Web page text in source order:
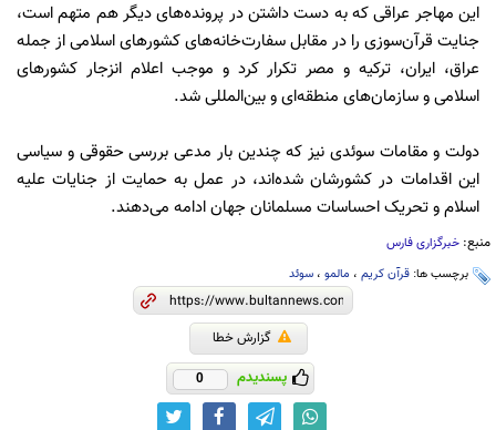
این مهاجر عراقی که به دست داشتن در پرونده‌های دیگر هم متهم است،
جنایت قرآن‌سوزی را در مقابل سفارت‌خانه‌های کشورهای اسلامی از جمله
عراق، ایران، ترکیه و مصر تکرار کرد و موجب اعلام انزجار کشورهای
اسلامی و سازمان‌های منطقه‌ای و بین‌المللی شد.
دولت و مقامات سوئدی نیز که چندین بار مدعی بررسی حقوقی و سیاسی
این اقدامات در کشورشان شده‌اند، در عمل به حمایت از جنایات علیه
اسلام و تحریک احساسات مسلمانان جهان ادامه می‌دهند.
منبع: خبرگزاری فارس
برچسب ها: قرآن کریم ، مالمو ، سوئد
گزارش خطا
پسندیدم 0